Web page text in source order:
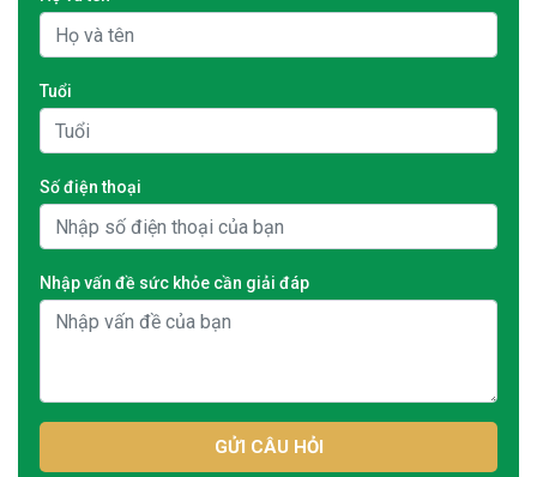
Tuổi
Số điện thoại
Nhập vấn đề sức khỏe cần giải đáp
GỬI CÂU HỎI